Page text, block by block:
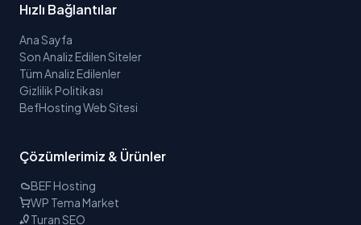
Hızlı Bağlantılar
Ana Sayfa
Son Analiz Edilen Siteler
Tüm Analiz Edilenler
Gizlilik Politikası
BefHosting Web Sitesi
Çözümlerimiz & Ürünler
BEF Hosting
WP Tema Market
Turan SEO